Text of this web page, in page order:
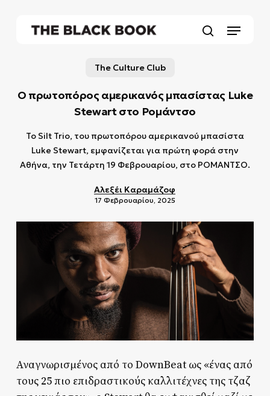
Menu
The Culture Club
Ο πρωτοπόρος αμερικανός μπασίστας Luke
Stewart στο Ρομάντσο
To Silt Trio, του πρωτοπόρου αμερικανού μπασίστα
Luke Stewart, εμφανίζεται για πρώτη φορά στην
Αθήνα, την Τετάρτη 19 Φεβρουαρίου, στο ΡΟΜΑΝΤΣΟ.
Αλεξέι Καραμάζοφ
17 Φεβρουαρίου, 2025
Αναγνωρισμένος από το DownBeat ως «ένας από
τους 25 πιο επιδραστικούς καλλιτέχνες της τζαζ